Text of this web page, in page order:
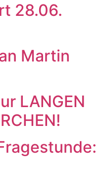
28.06.
Martin
LANGEN